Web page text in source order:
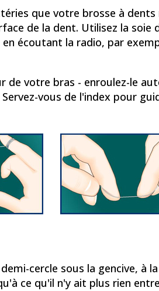
que votre brosse à
de la dent. Utilisez la
écoutant la radio, par
de votre bras - enroulez-le
vous de l'index pour
cercle sous la gencive, à
ce qu'il n'y ait plus rien